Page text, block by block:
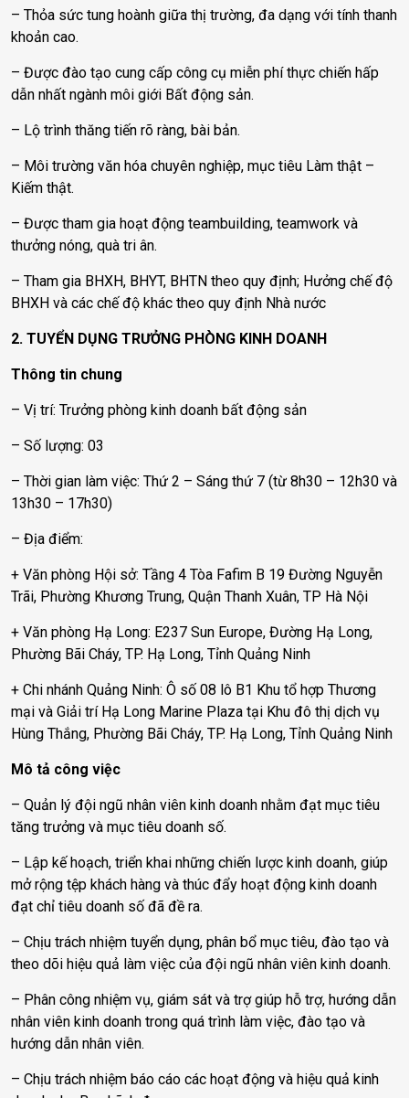
– Thỏa sức tung hoành giữa thị trường, đa dạng với tính thanh
khoản cao.
– Được đào tạo cung cấp công cụ miễn phí thực chiến hấp
dẫn nhất ngành môi giới Bất động sản.
– Lộ trình thăng tiến rõ ràng, bài bản.
– Môi trường văn hóa chuyên nghiệp, mục tiêu Làm thật –
Kiếm thật.
– Được tham gia hoạt động teambuilding, teamwork và
thưởng nóng, quà tri ân.
– Tham gia BHXH, BHYT, BHTN theo quy định; Hưởng chế độ
BHXH và các chế độ khác theo quy định Nhà nước
2. TUYỂN DỤNG TRƯỞNG PHÒNG KINH DOANH
Thông tin chung
– Vị trí: Trưởng phòng kinh doanh bất động sản
– Số lượng: 03
– Thời gian làm việc: Thứ 2 – Sáng thứ 7 (từ 8h30 – 12h30 và
13h30 – 17h30)
– Địa điểm:
+ Văn phòng Hội sở: Tầng 4 Tòa Fafim B 19 Đường Nguyễn
Trãi, Phường Khương Trung, Quận Thanh Xuân, TP Hà Nội
+ Văn phòng Hạ Long: E237 Sun Europe, Đường Hạ Long,
Phường Bãi Cháy, TP. Hạ Long, Tỉnh Quảng Ninh
+ Chi nhánh Quảng Ninh: Ô số 08 lô B1 Khu tổ hợp Thương
mại và Giải trí Hạ Long Marine Plaza tại Khu đô thị dịch vụ
Hùng Thắng, Phường Bãi Cháy, TP. Hạ Long, Tỉnh Quảng Ninh
Mô tả công việc
– Quản lý đội ngũ nhân viên kinh doanh nhằm đạt mục tiêu
tăng trưởng và mục tiêu doanh số.
– Lập kế hoạch, triển khai những chiến lược kinh doanh, giúp
mở rộng tệp khách hàng và thúc đẩy hoạt động kinh doanh
đạt chỉ tiêu doanh số đã đề ra.
– Chịu trách nhiệm tuyển dụng, phân bổ mục tiêu, đào tạo và
theo dõi hiệu quả làm việc của đội ngũ nhân viên kinh doanh.
– Phân công nhiệm vụ, giám sát và trợ giúp hỗ trợ, hướng dẫn
nhân viên kinh doanh trong quá trình làm việc, đào tạo và
hướng dẫn nhân viên.
– Chịu trách nhiệm báo cáo các hoạt động và hiệu quả kinh